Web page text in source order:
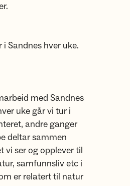
Sandnes hver uke.
med Sandnes
uke går vi tur i
andre ganger
deltar sammen
vi ser og opplever til
samfunnsliv etc i
er relatert til natur